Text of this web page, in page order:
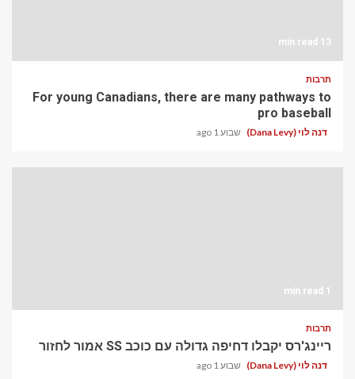
13 min read
תרבות
For young Canadians, there are many pathways to
pro baseball
דנה לוי (Dana Levy) שבוע 1 ago
1 min read
תרבות
ריינג'רס יקבלו דחיפה גדולה עם כוכב SS אמור לחזור
דנה לוי (Dana Levy) שבוע 1 ago